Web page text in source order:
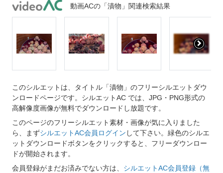
動画ACの「漬物」関連検索結果
このシルエットは、タイトル「漬物」のフリーシルエットダウ
ンロードページです。シルエットAC では、JPG・PNG形式の
高解像度画像が無料でダウンロードし放題です。
このページのフリーシルエット素材・画像が気に入りました
ら、まずシルエットAC会員ログイン して下さい。緑色のシルエ
ットダウンロードボタンをクリックすると、フリーダウンロー
ドが開始されます。
会員登録がまだお済みでない方は、 シルエットAC会員登録（無